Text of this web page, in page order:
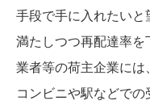
手段で手に入れたい
満たしつつ再配達率
業者等の荷主企業には
コンビニや駅などで